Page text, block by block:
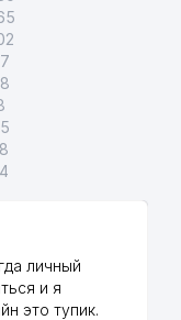
личный
и я
это тупик.